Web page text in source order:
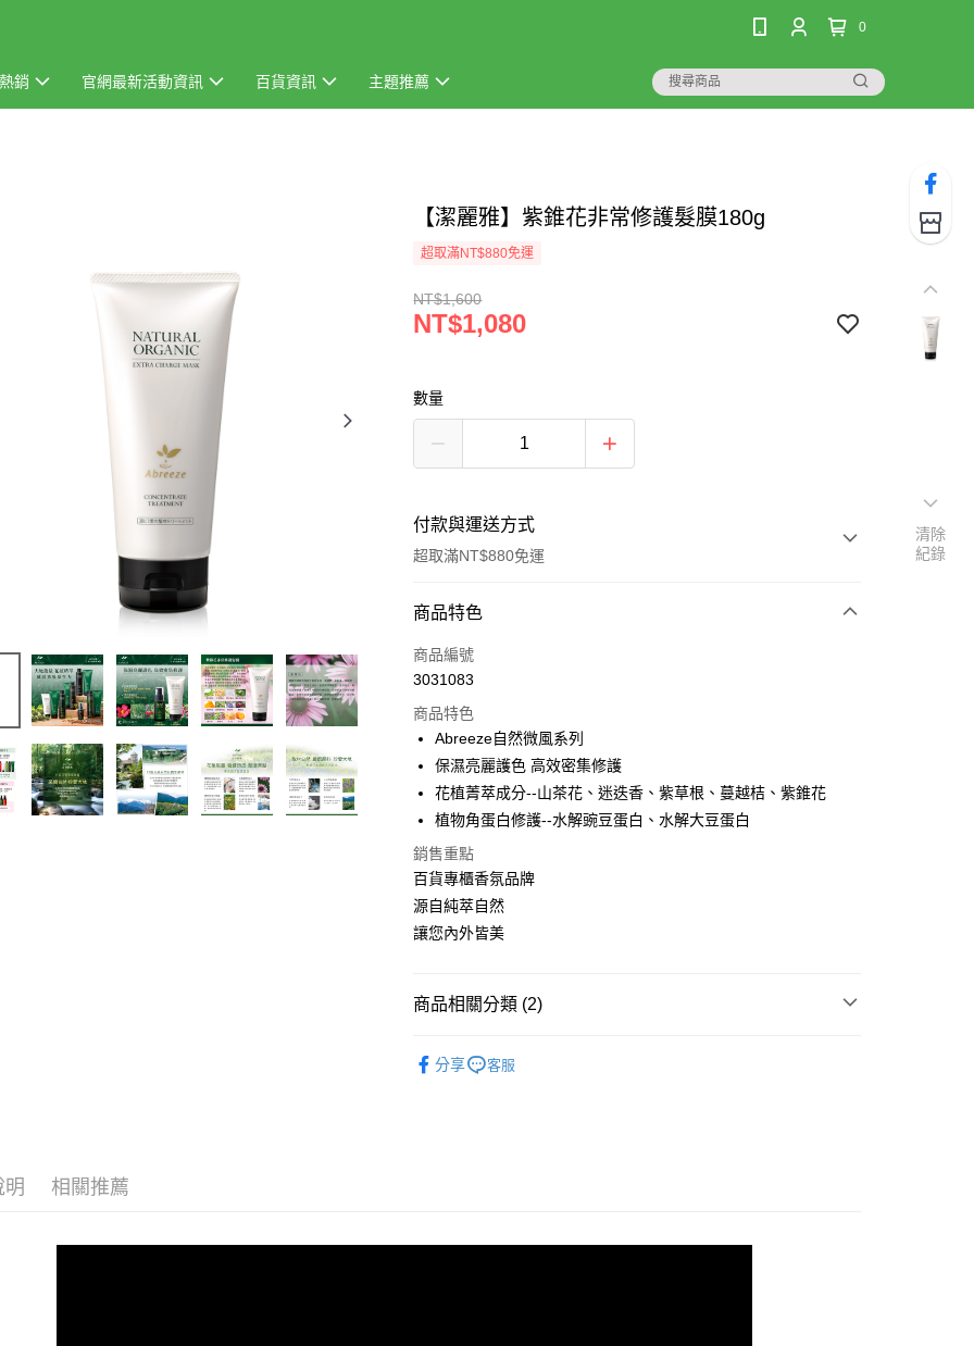
0
銷 官網最新活動資訊 百貨資訊 主題推薦
【潔麗雅】紫錐花非常修護髮膜180g
超取滿NT$880免運
NT$1,600
NT$1,080
數量
付款與運送方式
超取滿NT$880免運
付款方式
信用卡一次付款
LINE Pay
Apple Pay
ATM付款
運送方式
全家取貨付款
付款後全家取貨
7-11取貨付款
商品特色
商品編號
3031083
商品特色
Abreeze自然微風系列
保濕亮麗護色 高效密集修護
花植菁萃成分--山茶花、迷迭香、紫草根、蔓越桔、紫錐花
植物角蛋白修護--水解豌豆蛋白、水解大豆蛋白
銷售重點
百貨專櫃香氛品牌
源自純萃自然
讓您內外皆美
商品相關分類 (2)
分享 客服
明 相關推薦
清除
紀錄